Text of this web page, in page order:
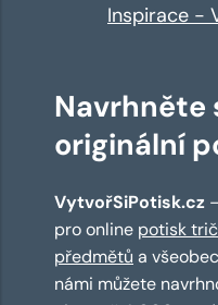
Inspirace -
Navrhněte
originální
VytvořSiPotisk.cz
pro online potisk
předmětů a
námi můžete